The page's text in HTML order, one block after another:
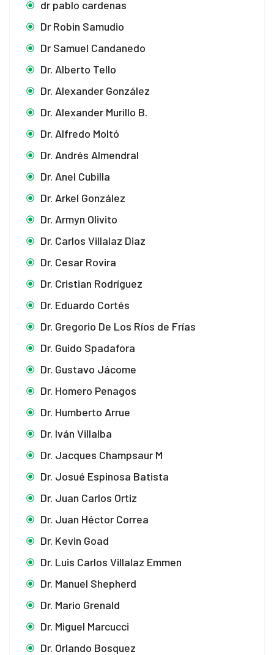
dr pablo cardenas
Dr Robin Samudio
Dr Samuel Candanedo
Dr. Alberto Tello
Dr. Alexander González
Dr. Alexander Murillo B.
Dr. Alfredo Moltó
Dr. Andrés Almendral
Dr. Anel Cubilla
Dr. Arkel González
Dr. Armyn Olivito
Dr. Carlos Villalaz Diaz
Dr. Cesar Rovira
Dr. Cristian Rodríguez
Dr. Eduardo Cortés
Dr. Gregorio De Los Ríos de Frías
Dr. Guido Spadafora
Dr. Gustavo Jácome
Dr. Homero Penagos
Dr. Humberto Arrue
Dr. Iván Villalba
Dr. Jacques Champsaur M
Dr. Josué Espinosa Batista
Dr. Juan Carlos Ortiz
Dr. Juan Héctor Correa
Dr. Kevin Goad
Dr. Luis Carlos Villalaz Emmen
Dr. Manuel Shepherd
Dr. Mario Grenald
Dr. Miguel Marcucci
Dr. Orlando Bosquez